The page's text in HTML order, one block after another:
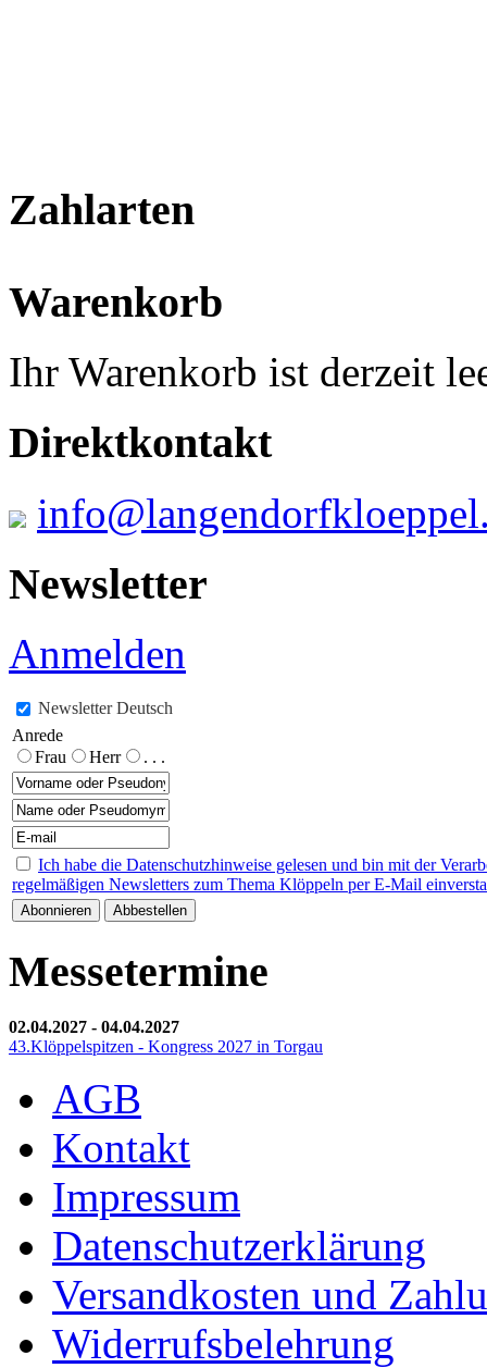
Zahlarten
Warenkorb
Ihr Warenkorb ist derzeit
Direktkontakt
Newsletter
Anmelden
Newsletter Deutsch
Anrede
Frau
Herr . . .
Ich habe die Datenschutzhinweise gelesen und bin mit der
regelmäßigen Newsletters zum Thema Klöppeln per E-Mail
Messetermine
02.04.2027 - 04.04.2027
43.Klöppelspitzen - Kongress 2027 in Torgau
AGB
Kontakt
Impressum
Datenschutzerklärung
Versandkosten und
Widerrufsbelehrung